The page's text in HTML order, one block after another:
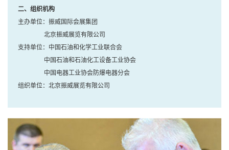
二、组织机构
主办单位：振威国际会展集团
北京振威展览有限公司
支持单位：中国石油和化学工业联合会
中国石油和石油化工设备工业协会
中国电器工业协会防爆电器分会
组织单位：北京振威展览有限公司